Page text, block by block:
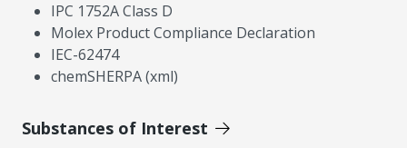
IPC 1752A Class D
Molex Product Compliance Declaration
IEC-62474
chemSHERPA (xml)
Substances of Interest